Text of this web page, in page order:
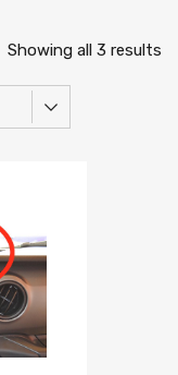
Showing all 3 results